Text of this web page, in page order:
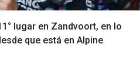
lugar en Zandvoort, en lo
que está en Alpine